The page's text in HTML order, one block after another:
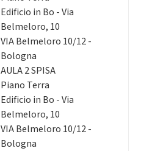
Edificio in Bo - Via
Belmeloro, 10
VIA Belmeloro 10/12 -
Bologna
AULA 2 SPISA
Piano Terra
Edificio in Bo - Via
Belmeloro, 10
VIA Belmeloro 10/12 -
Bologna